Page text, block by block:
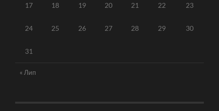
17 18 19 20 21 22 23
24 25 26 27 28 29 30
31
« Лип